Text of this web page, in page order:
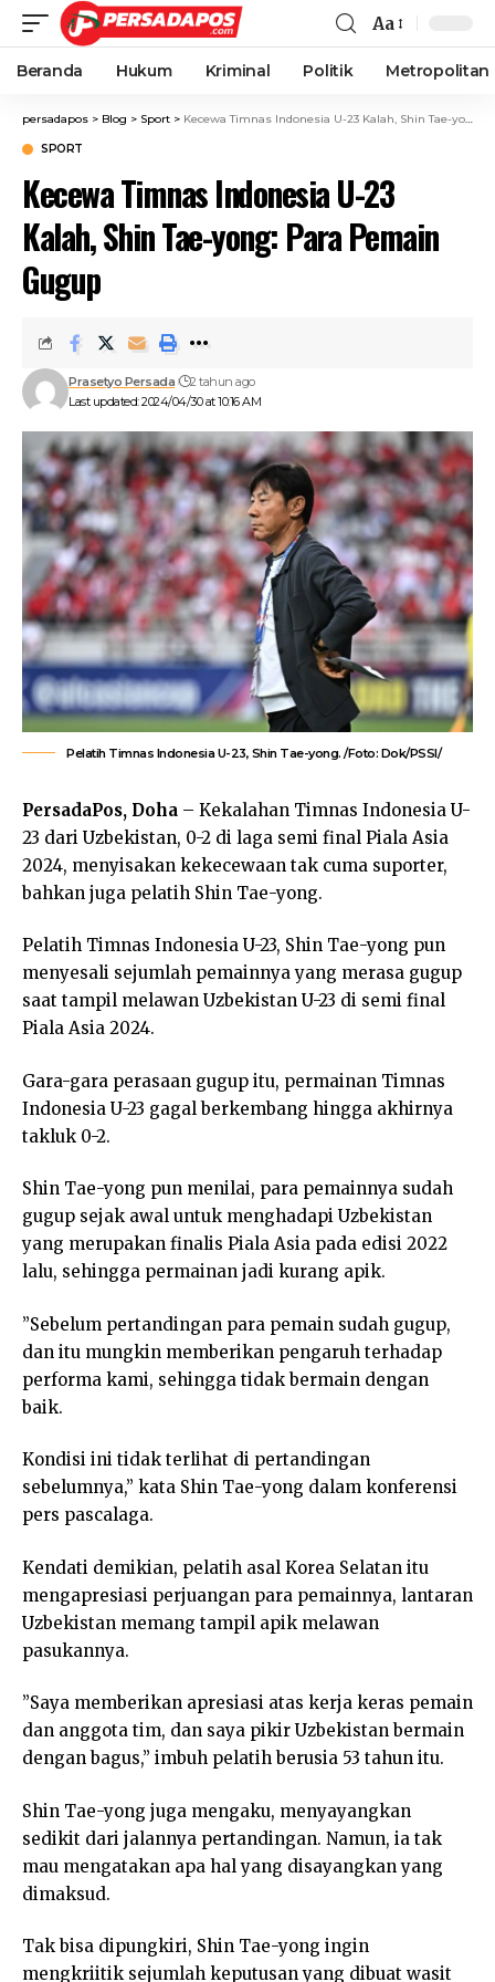
Aa
Beranda Hukum Kriminal Politik Metropolitan
persadapos > Blog > Sport > Kecewa Timnas Indonesia U-23 Kalah, Shin Tae-yong: Para Pemain Gugup
SPORT
Kecewa Timnas Indonesia U-23
Kalah, Shin Tae-yong: Para Pemain
Gugup
Last updated: 2024/04/30 at 10:16 AM
Prasetyo Persada 2 tahun ago
Pelatih Timnas Indonesia U-23, Shin Tae-yong. /Foto: Dok/PSSI/
PersadaPos, Doha – Kekalahan Timnas Indonesia U-
23 dari Uzbekistan, 0-2 di laga semi final Piala Asia
2024, menyisakan kekecewaan tak cuma suporter,
bahkan juga pelatih Shin Tae-yong.
Pelatih Timnas Indonesia U-23, Shin Tae-yong pun
menyesali sejumlah pemainnya yang merasa gugup
saat tampil melawan Uzbekistan U-23 di semi final
Piala Asia 2024.
Gara-gara perasaan gugup itu, permainan Timnas
Indonesia U-23 gagal berkembang hingga akhirnya
takluk 0-2.
Shin Tae-yong pun menilai, para pemainnya sudah
gugup sejak awal untuk menghadapi Uzbekistan
yang merupakan finalis Piala Asia pada edisi 2022
lalu, sehingga permainan jadi kurang apik.
”Sebelum pertandingan para pemain sudah gugup,
dan itu mungkin memberikan pengaruh terhadap
performa kami, sehingga tidak bermain dengan
baik.
Kondisi ini tidak terlihat di pertandingan
sebelumnya,” kata Shin Tae-yong dalam konferensi
pers pascalaga.
Kendati demikian, pelatih asal Korea Selatan itu
mengapresiasi perjuangan para pemainnya, lantaran
Uzbekistan memang tampil apik melawan
pasukannya.
”Saya memberikan apresiasi atas kerja keras pemain
dan anggota tim, dan saya pikir Uzbekistan bermain
dengan bagus,” imbuh pelatih berusia 53 tahun itu.
Shin Tae-yong juga mengaku, menyayangkan
sedikit dari jalannya pertandingan. Namun, ia tak
mau mengatakan apa hal yang disayangkan yang
dimaksud.
Tak bisa dipungkiri, Shin Tae-yong ingin
mengkriitik sejumlah keputusan yang dibuat wasit